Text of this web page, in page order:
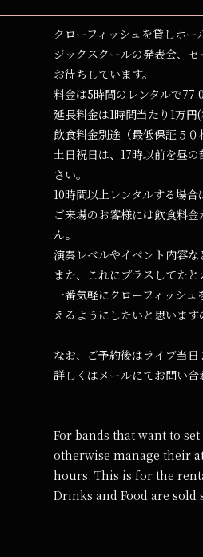
クローフィッシュを貸しホ
ジックスクールの発表会、
お待ちしています。
料金は5時間のレンタルで
延長料金は1時間当たり1万円
飲食料金別途（最低保証５０
土日祝日は、17時以前を昼
さい。
10時間以上レンタルする場
ご来場のお客様には飲食料
ん。
演奏レベルやイベント内容な
また、これにプラスしてた
一番気軽にクローフィッシ
えるようにしたいと思いま
なお、ご予約後はライブ当
詳しくはメールにてお問い合
For bands that want to
otherwise manage their
hours. This is for the
Drinks and Food are sold